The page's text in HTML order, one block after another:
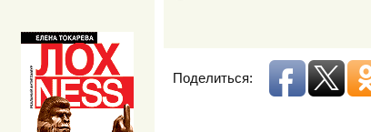
Поделиться: